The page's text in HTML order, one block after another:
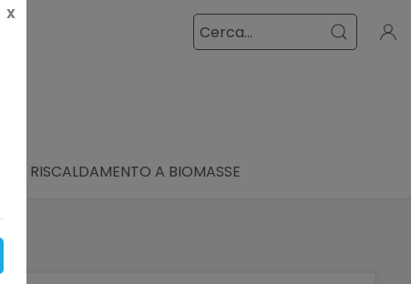
X
RISCALDAMENTO A BIOMASSE